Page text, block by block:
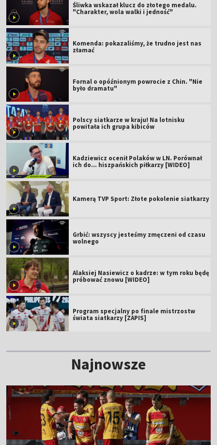
Śliwka wskazał klucz do złotego medalu.
"Charakter, wola walki i jedność"
Komenda: pokazaliśmy, że trudno jest nas
złamać
Fornal o opóźnionym powrocie z Chin. "Nie
było dramatu"
Polscy siatkarze w kraju! Na lotnisku
powitała ich grupa kibiców
Kadziewicz ocenił Polaków w LN. Porównał
ich do... hiszpańskich piłkarzy [WIDEO]
Kamerą TVP Sport: Złote pokolenie siatkarzy
Grbić: wszyscy jesteśmy zmęczeni od czasu
wolnego
Alaksiej Nasiewicz o kadrze: w tym roku będę
próbować znowu [WIDEO]
Program specjalny po finale mistrzostw
świata siatkarzy [ZAPIS]
Najnowsze